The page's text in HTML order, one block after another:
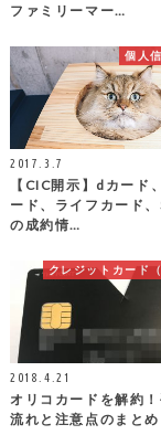
ファミリーマー…
個人
2017.3.7
【CIC開示】dカード
ード、ライフカード
の成約情…
クレジットカード
2018.4.21
オリコカードを解約
流れと注意点のまとめ